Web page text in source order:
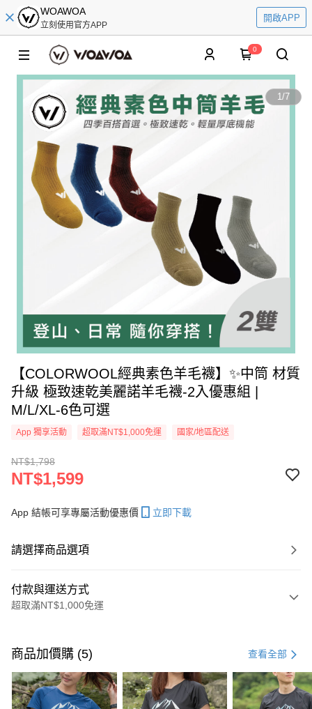
WOAWOA
立刻使用官方APP
開啟APP
0
1/7
【COLORWOOL經典素色羊毛襪】✨中筒 材質
升級 極致速乾美麗諾羊毛襪-2入優惠組 |
M/L/XL-6色可選
App 獨享活動 超取滿NT$1,000免運 國家/地區配送
NT$1,798
NT$1,599
App 結帳可享專屬活動優惠價 立即下載
請選擇商品選項
付款與運送方式
超取滿NT$1,000免運
信用卡一次付款
信用卡分期付款
3 期 0 利率 每期NT$533 21家銀行
商品加價購 (5) 查看全部